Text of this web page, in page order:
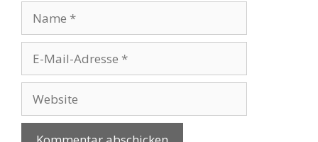
Mail-
Adresse